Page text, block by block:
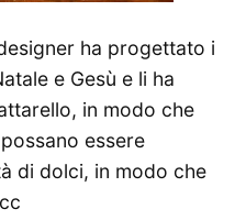
ha progettato i
e Gesù e li ha
in modo che
essere
di dolci, in modo che